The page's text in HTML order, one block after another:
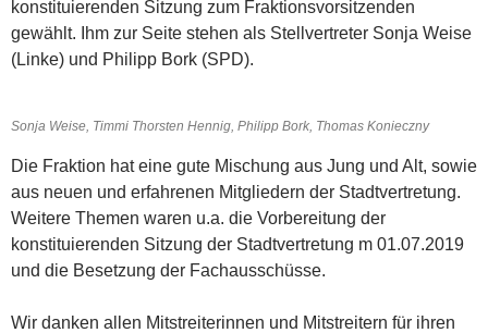
konstituierenden Sitzung zum Fraktionsvorsitzenden
gewählt. Ihm zur Seite stehen als Stellvertreter Sonja Weise
(Linke) und Philipp Bork (SPD).
Sonja Weise, Timmi Thorsten Hennig, Philipp Bork, Thomas Konieczny
Die Fraktion hat eine gute Mischung aus Jung und Alt, sowie
aus neuen und erfahrenen Mitgliedern der Stadtvertretung.
Weitere Themen waren u.a. die Vorbereitung der
konstituierenden Sitzung der Stadtvertretung m 01.07.2019
und die Besetzung der Fachausschüsse.
Wir danken allen Mitstreiterinnen und Mitstreitern für ihren